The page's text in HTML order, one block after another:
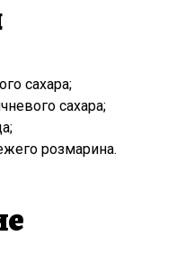
сахара;
сахара;
розмарина.